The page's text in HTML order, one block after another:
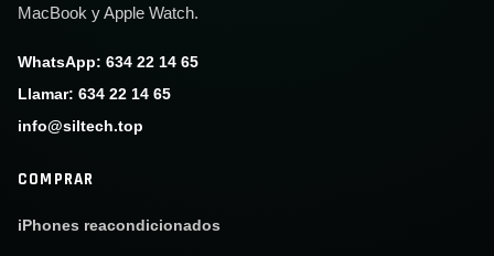
MacBook y Apple Watch.
WhatsApp: 634 22 14 65
Llamar: 634 22 14 65
info@siltech.top
COMPRAR
iPhones reacondicionados